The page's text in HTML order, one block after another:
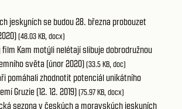
jeskyních se budou 28. března probouzet
(48.03 KB, docx)
film Kam motýli nelétají slibuje dobrodružnou
světa (únor 2020)(33.5 KB, doc)
pomáhali zhodnotit potenciál unikátního
Gruzie (12. 12. 2019)(75.97 KB, docx)
sezona v českých a moravských jeskyních